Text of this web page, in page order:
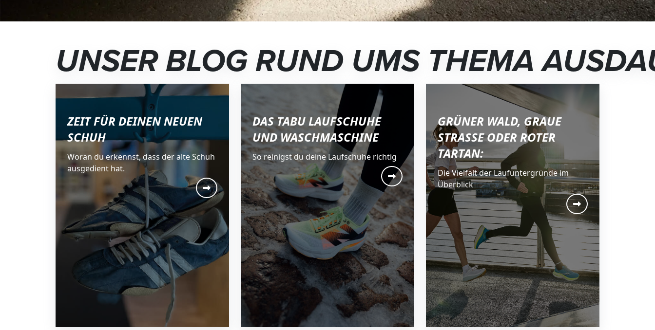
UNSER BLOG RUND UMS THEMA
ZEIT FÜR DEINEN NEUEN
SCHUH
Woran du erkennst, dass der alte Schuh
ausgedient hat.
DAS TABU LAUFSCHUHE
UND WASCHMASCHINE
So reinigst du deine Laufschuhe richtig
GRÜNER WALD, GRAUE
STRASSE ODER ROTER T
ARTAN:
Die Vielfalt der Laufuntergründe im
Überblick